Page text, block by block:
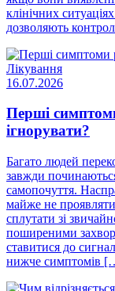
клінічних
дозволяють
Лікування
16.07.2026
Перші
ігнорувати?
Багато людей
завжди
самопочуття.
майже не
сплутати зі
поширеними
ставитися до
нижче симптомів